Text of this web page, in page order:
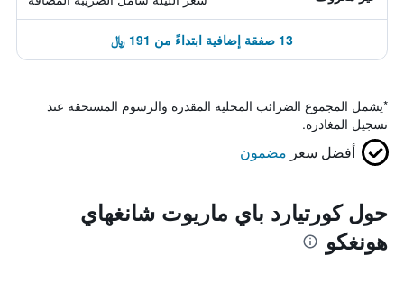
13 صفقة إضافية ابتداءً من 191 ﷼
*يشمل المجموع الضرائب المحلية المقدرة والرسوم المستحقة عند
تسجيل المغادرة.
أفضل سعر مضمون
حول كورتيارد باي ماريوت شانغهاي
هونغكو